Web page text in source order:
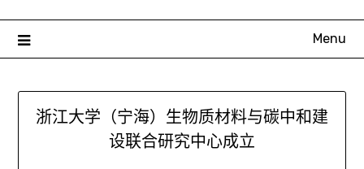
Menu
浙江大学（宁海）生物质材料与碳中和建
设联合研究中心成立